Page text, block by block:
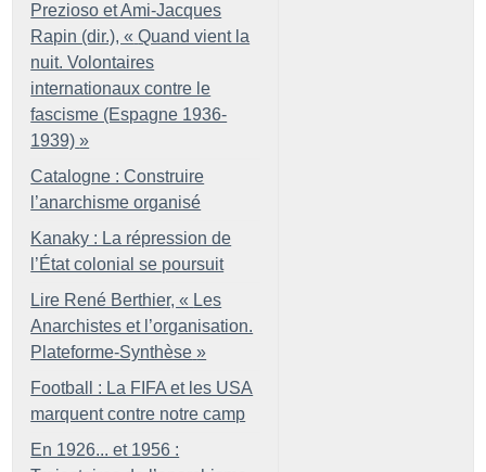
Prezioso et Ami-Jacques
Rapin (dir.), « Quand vient la
nuit. Volontaires
internationaux contre le
fascisme (Espagne 1936-
1939) »
Catalogne : Construire
l’anarchisme organisé
Kanaky : La répression de
l’État colonial se poursuit
Lire René Berthier, « Les
Anarchistes et l’organisation.
Plateforme-Synthèse »
Football : La FIFA et les USA
marquent contre notre camp
En 1926... et 1956 :